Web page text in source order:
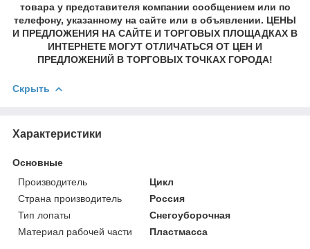
товара у представителя компании сообщением или по
телефону, указанному на сайте или в объявлении. ЦЕНЫ
И ПРЕДЛОЖЕНИЯ НА САЙТЕ И ТОРГОВЫХ ПЛОЩАДКАХ В
ИНТЕРНЕТЕ МОГУТ ОТЛИЧАТЬСЯ ОТ ЦЕН И
ПРЕДЛОЖЕНИЙ В ТОРГОВЫХ ТОЧКАХ ГОРОДА!
Скрыть
Характеристики
Основные
Производитель
Цикл
Страна производитель
Россия
Тип лопаты
Снегоуборочная
Материал рабочей части
Пластмасса